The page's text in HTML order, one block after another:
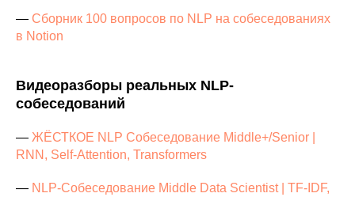
— Сборник 100 вопросов по NLP на собеседованиях
в Notion
Видеоразборы реальных NLP-
собеседований
— ЖЁСТКОЕ NLP Собеседование Middle+/Senior |
RNN, Self-Attention, Transformers
— NLP-Собеседование Middle Data Scientist | TF-IDF,